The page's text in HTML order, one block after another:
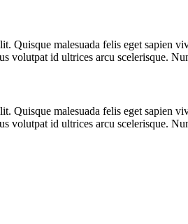
Quisque malesuada felis eget
volutpat id ultrices arcu scelerisque.
Quisque malesuada felis eget
volutpat id ultrices arcu scelerisque.